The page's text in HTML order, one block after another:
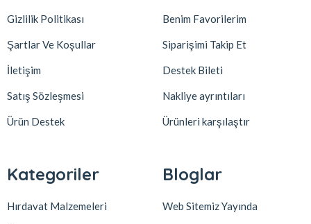
Gizlilik Politikası
Şartlar Ve Koşullar
İletişim
Satış Sözleşmesi
Ürün Destek
Benim Favorilerim
Siparişimi Takip Et
Destek Bileti
Nakliye ayrıntıları
Ürünleri karşılaştır
Kategoriler
Hırdavat Malzemeleri
Bloglar
Web Sitemiz Yayında